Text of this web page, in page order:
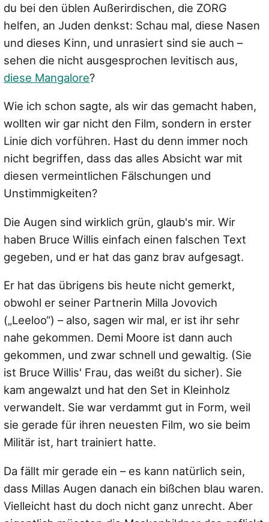
du bei den üblen Außerirdischen, die ZORG
helfen, an Juden denkst: Schau mal, diese Nasen
und dieses Kinn, und unrasiert sind sie auch –
sehen die nicht ausgesprochen levitisch aus,
diese Mangalore?
Wie ich schon sagte, als wir das gemacht haben,
wollten wir gar nicht den Film, sondern in erster
Linie dich vorführen. Hast du denn immer noch
nicht begriffen, dass das alles Absicht war mit
diesen vermeintlichen Fälschungen und
Unstimmigkeiten?
Die Augen sind wirklich grün, glaub's mir. Wir
haben Bruce Willis einfach einen falschen Text
gegeben, und er hat das ganz brav aufgesagt.
Er hat das übrigens bis heute nicht gemerkt,
obwohl er seiner Partnerin Milla Jovovich
(„Leeloo“) – also, sagen wir mal, er ist ihr sehr
nahe gekommen. Demi Moore ist dann auch
gekommen, und zwar schnell und gewaltig. (Sie
ist Bruce Willis' Frau, das weißt du sicher). Sie
kam angewalzt und hat den Set in Kleinholz
verwandelt. Sie war verdammt gut in Form, weil
sie gerade für ihren neuesten Film, wo sie beim
Militär ist, hart trainiert hatte.
Da fällt mir gerade ein – es kann natürlich sein,
dass Millas Augen danach ein bißchen blau waren.
Vielleicht hast du doch nicht ganz unrecht. Aber